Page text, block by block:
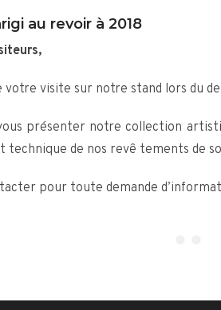
au revoir à 2018
votre visite sur notre stand lors du
présenter notre collection
technique de nos revê tements de
pour toute demande